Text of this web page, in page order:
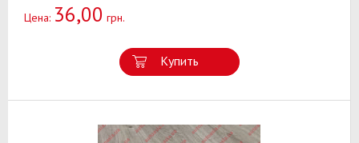
Цена: 36,00 грн.
Купить